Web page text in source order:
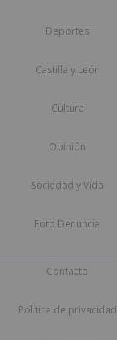
Deportes
Castilla y León
Cultura
Opinión
Sociedad y Vida
Foto Denuncia
Contacto
Política de privacidad